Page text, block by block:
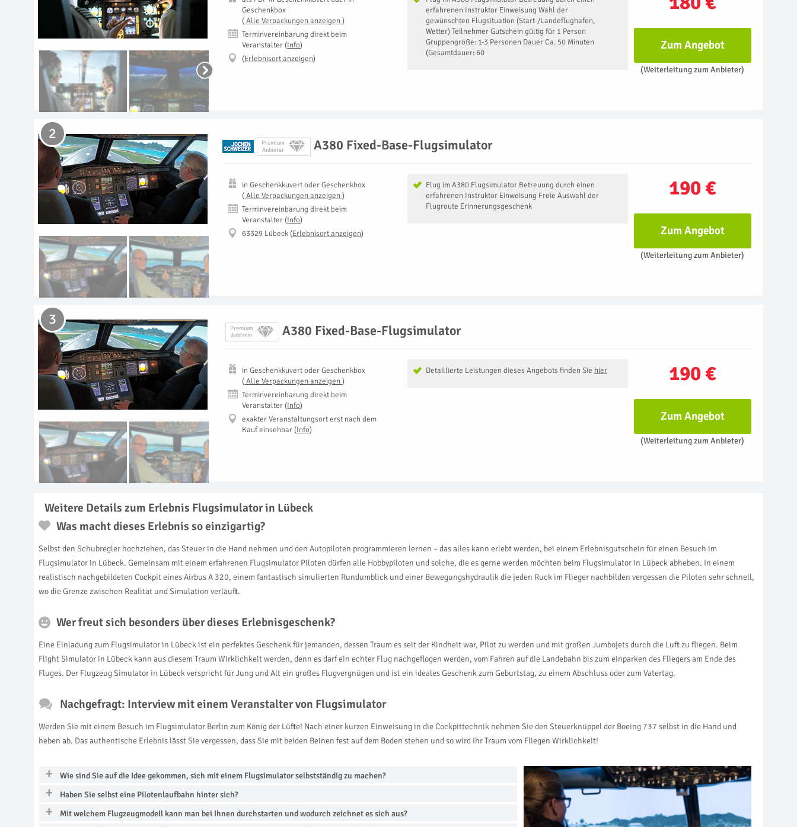
erfahrenen Instruktor Einweisung Wahl der
gewünschten Flugsituation (Start-/Landeflughafen,
Wetter) Teilnehmer Gutschein gültig für 1 Person
Gruppengröße: 1-3 Personen Dauer Ca. 50 Minuten
(Gesamtdauer: 60
Geschenkbox
( Alle Verpackungen anzeigen )
Terminvereinbarung direkt beim
Veranstalter (Info)
(Erlebnisort anzeigen)
Zum Angebot
(Weiterleitung zum Anbieter)
Premium
Anbieter
A380 Fixed-Base-Flugsimulator
2
190 €
Flug im A380 Flugsimulator Betreuung durch einen
erfahrenen Instruktor Einweisung Freie Auswahl der
Flugroute Erinnerungsgeschenk
inGeschenkkuvert oder Geschenkbox
( Alle Verpackungen anzeigen )
Terminvereinbarung direkt beim
Veranstalter (Info)
63329 Lübeck (Erlebnisort anzeigen) Zum Angebot
(Weiterleitung zum Anbieter)
Premium
Anbieter
A380 Fixed-Base-Flugsimulator
3
190 €
Detaillierte Leistungen dieses Angebots finden Sie hier
inGeschenkkuvert oder Geschenkbox
( Alle Verpackungen anzeigen )
Terminvereinbarung direkt beim
Veranstalter (Info)
exakter Veranstaltungsort erst nach dem
Kauf einsehbar (Info)
Zum Angebot
(Weiterleitung zum Anbieter)
Weitere Details zum Erlebnis Flugsimulator in Lübeck
Was macht dieses Erlebnis so einzigartig?
Selbst den Schubregler hochziehen, das Steuer in die Hand nehmen und den Autopiloten programmieren lernen – das alles kann erlebt werden, bei einem Erlebnisgutschein für einen Besuch im
Flugsimulator in Lübeck. Gemeinsam mit einem erfahrenen Flugsimulator Piloten dürfen alle Hobbypiloten und solche, die es gerne werden möchten beim Flugsimulator in Lübeck abheben. In einem
realistisch nachgebildeten Cockpit eines Airbus A 320, einem fantastisch simulierten Rundumblick und einer Bewegungshydraulik die jeden Ruck im Flieger nachbilden vergessen die Piloten sehr schnell,
wo die Grenze zwischen Realität und Simulation verläuft.
Wer freut sich besonders über dieses Erlebnisgeschenk?
Eine Einladung zum Flugsimulator in Lübeck ist ein perfektes Geschenk für jemanden, dessen Traum es seit der Kindheit war, Pilot zu werden und mit großen Jumbojets durch die Luft zu fliegen. Beim
Flight Simulator in Lübeck kann aus diesem Traum Wirklichkeit werden, denn es darf ein echter Flug nachgeflogen werden, vom Fahren auf die Landebahn bis zum einparken des Fliegers am Ende des
Fluges. Der Flugzeug Simulator in Lübeck verspricht für Jung und Alt ein großes Flugvergnügen und ist ein ideales Geschenk zum Geburtstag, zu einem Abschluss oder zum Vatertag.
Nachgefragt: Interview mit einem Veranstalter von Flugsimulator
Werden Sie mit einem Besuch im Flugsimulator Berlin zum König der Lüfte! Nach einer kurzen Einweisung in die Cockpittechnik nehmen Sie den Steuerknüppel der Boeing 737 selbst in die Hand und
heben ab. Das authentische Erlebnis lässt Sie vergessen, dass Sie mit beiden Beinen fest auf dem Boden stehen und so wird Ihr Traum vom Fliegen Wirklichkeit!
Wie sind Sie auf die Idee gekommen, sich mit einem Flugsimulator selbstständig zu machen?
Haben Sie selbst eine Pilotenlaufbahn hinter sich?
Mit welchem Flugzeugmodell kann man bei Ihnen durchstarten und wodurch zeichnet es sich aus?